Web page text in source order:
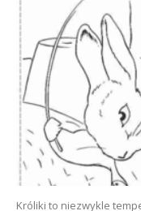
Króliki to niezwykle